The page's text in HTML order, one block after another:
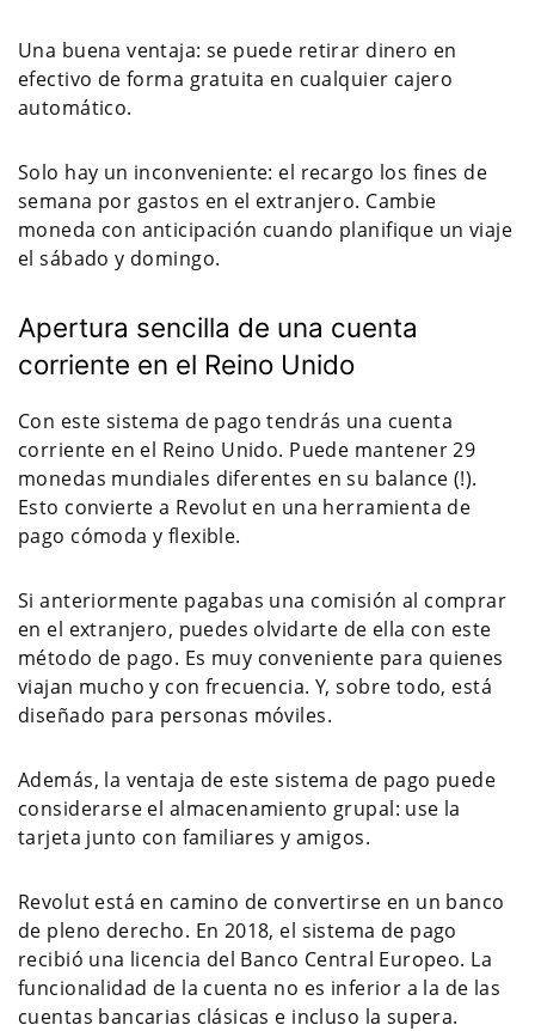
Una buena ventaja: se puede retirar dinero en
efectivo de forma gratuita en cualquier cajero
automático.
Solo hay un inconveniente: el recargo los fines de
semana por gastos en el extranjero. Cambie
moneda con anticipación cuando planifique un viaje
el sábado y domingo.
Apertura sencilla de una cuenta
corriente en el Reino Unido
Con este sistema de pago tendrás una cuenta
corriente en el Reino Unido. Puede mantener 29
monedas mundiales diferentes en su balance (!).
Esto convierte a Revolut en una herramienta de
pago cómoda y flexible.
Si anteriormente pagabas una comisión al comprar
en el extranjero, puedes olvidarte de ella con este
método de pago. Es muy conveniente para quienes
viajan mucho y con frecuencia. Y, sobre todo, está
diseñado para personas móviles.
Además, la ventaja de este sistema de pago puede
considerarse el almacenamiento grupal: use la
tarjeta junto con familiares y amigos.
Revolut está en camino de convertirse en un banco
de pleno derecho. En 2018, el sistema de pago
recibió una licencia del Banco Central Europeo. La
funcionalidad de la cuenta no es inferior a la de las
cuentas bancarias clásicas e incluso la supera.